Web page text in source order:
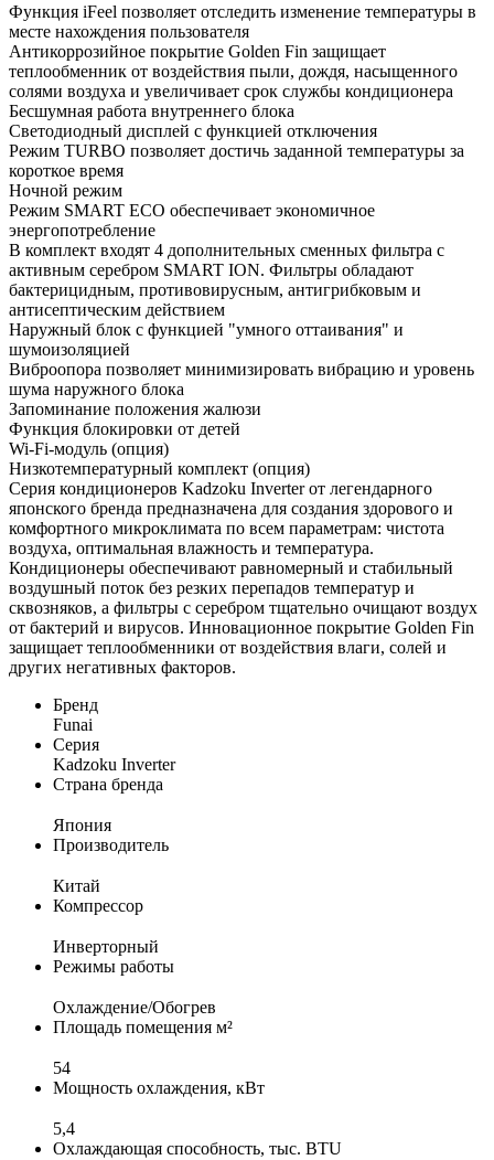
Функция iFeel позволяет отследить изменение температуры в
месте нахождения пользователя
Антикоррозийное покрытие Golden Fin защищает
теплообменник от воздействия пыли, дождя, насыщенного
солями воздуха и увеличивает срок службы кондиционера
Бесшумная работа внутреннего блока
Светодиодный дисплей с функцией отключения
Режим TURBO позволяет достичь заданной температуры за
короткое время
Ночной режим
Режим SMART ECO обеспечивает экономичное
энергопотребление
В комплект входят 4 дополнительных сменных фильтра с
активным серебром SMART ION. Фильтры обладают
бактерицидным, противовирусным, антигрибковым и
антисептическим действием
Наружный блок с функцией "умного оттаивания" и
шумоизоляцией
Виброопора позволяет минимизировать вибрацию и уровень
шума наружного блока
Запоминание положения жалюзи
Функция блокировки от детей
Wi-Fi-модуль (опция)
Низкотемпературный комплект (опция)
Серия кондиционеров Kadzoku Inverter от легендарного
японского бренда предназначена для создания здорового и
комфортного микроклимата по всем параметрам: чистота
воздуха, оптимальная влажность и температура.
Кондиционеры обеспечивают равномерный и стабильный
воздушный поток без резких перепадов температур и
сквозняков, а фильтры с серебром тщательно очищают воздух
от бактерий и вирусов. Инновационное покрытие Golden Fin
защищает теплообменники от воздействия влаги, солей и
других негативных факторов.
Бренд
Funai
Серия
Kadzoku Inverter
Страна бренда
Япония
Производитель
Китай
Компрессор
Инверторный
Режимы работы
Охлаждение/Обогрев
Площадь помещения м²
54
Мощность охлаждения, кВт
5,4
Охлаждающая способность, тыс. BTU